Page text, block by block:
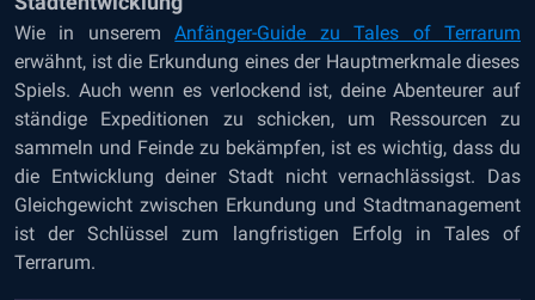
Wie in unseremAnfänger-Guide zu Tales of Terrarum
erwähnt, ist die Erkundung eines der Hauptmerkmale dieses
Spiels. Auch wenn es verlockend ist, deine Abenteurer auf
ständige Expeditionen zu schicken, um Ressourcen zu
sammeln und Feinde zu bekämpfen, ist es wichtig, dass du
die Entwicklung deiner Stadt nicht vernachlässigst. Das
Gleichgewicht zwischen Erkundung und Stadtmanagement
ist der Schlüssel zum langfristigen Erfolg in Tales of
Terrarum.